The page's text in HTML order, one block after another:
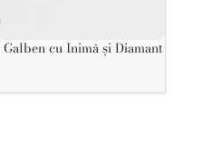
cu Inimă și Diamant